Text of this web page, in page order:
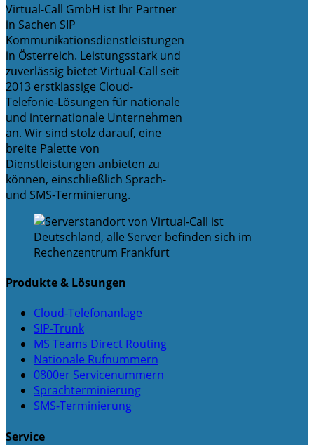
Virtual-Call GmbH ist Ihr Partner
in Sachen SIP
Kommunikationsdienstleistungen
in Österreich. Leistungsstark und
zuverlässig bietet Virtual-Call seit
2013 erstklassige Cloud-
Telefonie-Lösungen für nationale
und internationale Unternehmen
an. Wir sind stolz darauf, eine
breite Palette von
Dienstleistungen anbieten zu
können, einschließlich Sprach-
und SMS-Terminierung.
Produkte & Lösungen
Cloud-Telefonanlage
SIP-Trunk
MS Teams Direct Routing
Nationale Rufnummern
0800er Servicenummern
Sprachterminierung
SMS-Terminierung
Service